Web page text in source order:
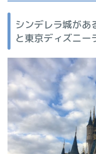
シンデレラ城があ
と東京ディズニー